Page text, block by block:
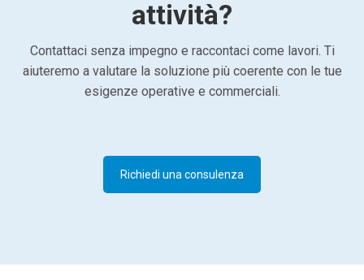
attività?
Contattaci senza impegno e raccontaci come lavori. Ti
aiuteremo a valutare la soluzione più coerente con le tue
esigenze operative e commerciali.
Richiedi una consulenza